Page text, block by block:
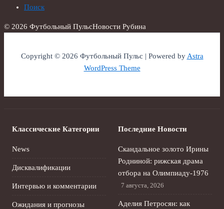
Поиск
© 2026 Футбольный ПульсНовости Рубина
Copyright © 2026 Футбольный Пульс | Powered byAstra
WordPress Theme
Классические Категории
News
Дисквалификации
Интервью и комментарии
Ожидания и прогнозы
Последние Новости
Скандальное золото Ирины
Родниной: рижская драма
отбора на Олимпиаду‑1976
7 августа, 2026
Аделия Петросян: как